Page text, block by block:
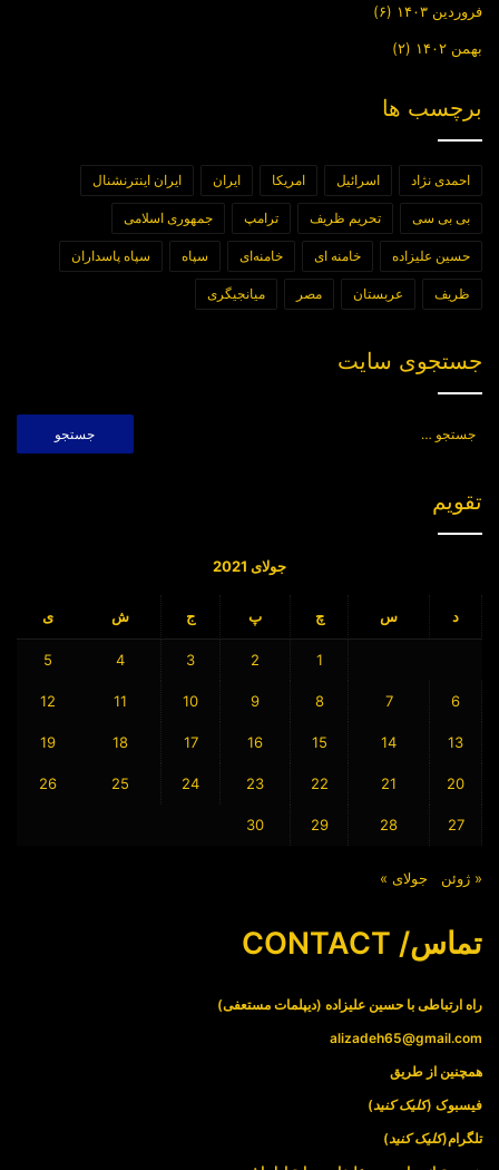
فروردین ۱۴۰۳ (۶)
بهمن ۱۴۰۲ (۲)
برچسب ها
احمدی نژاد اسرائیل امریکا ایران ایران اینترنشنال
بی بی سی تحریم ظریف ترامپ جمهوری اسلامی
حسین علیزاده خامنه ای خامنه‌ای سپاه سپاه پاسداران
ظریف عربستان مصر میانجیگری
جستجوی سایت
تقویم
جولای 2021
د س چ پ ج ش ی
1
2
3
4
5
6
7
8
9
10
11
12
13
14
15
16
17
18
19
20
21
22
23
24
25
26
27
28
29
30
« ژوئن جولای »
تماس/ CONTACT
راه ارتباطی با حسین علیزاده (دیپلمات مستعفی)
alizadeh65@gmail.com
همچنین از طریق
فیسبوک (کلیک کنید)
تلگرام(کلیک کنید)